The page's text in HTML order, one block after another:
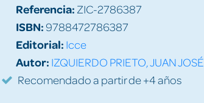
Referencia: ZIC-2786387
ISBN:9788472786387
Editorial: Icce
Autor: IZQUIERDO PRIETO, JUAN JOSÉ
Recomendado a partir de +4 años